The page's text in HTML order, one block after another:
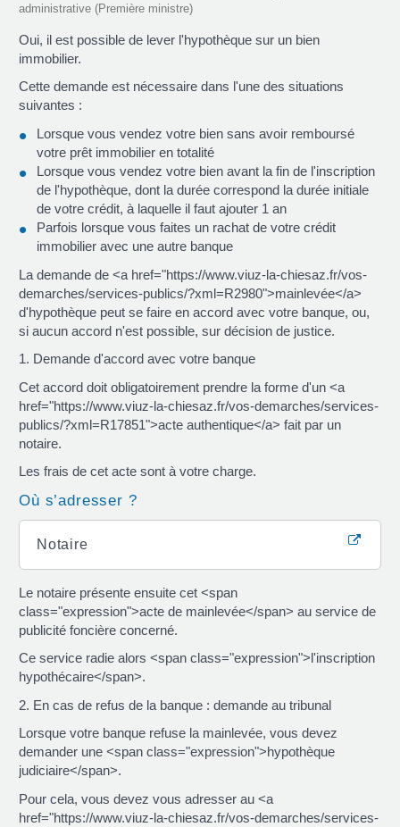
administrative (Première ministre)
Oui, il est possible de lever l'hypothèque sur un bien
immobilier.
Cette demande est nécessaire dans l'une des situations
suivantes :
Lorsque vous vendez votre bien sans avoir remboursé
votre prêt immobilier en totalité
Lorsque vous vendez votre bien avant la fin de l'inscription
de l'hypothèque, dont la durée correspond la durée initiale
de votre crédit, à laquelle il faut ajouter 1 an
Parfois lorsque vous faites un rachat de votre crédit
immobilier avec une autre banque
La demande de <a href="https://www.viuz-la-chiesaz.fr/vos-
demarches/services-publics/?xml=R2980">mainlevée</a>
d'hypothèque peut se faire en accord avec votre banque, ou,
si aucun accord n'est possible, sur décision de justice.
1. Demande d'accord avec votre banque
Cet accord doit obligatoirement prendre la forme d'un <a
href="https://www.viuz-la-chiesaz.fr/vos-demarches/services-
publics/?xml=R17851">acte authentique</a> fait par un
notaire.
Les frais de cet acte sont à votre charge.
Où s’adresser ?
Notaire
Le notaire présente ensuite cet <span
class="expression">acte de mainlevée</span> au service de
publicité foncière concerné.
Ce service radie alors <span class="expression">l'inscription
hypothécaire</span>.
2. En cas de refus de la banque : demande au tribunal
Lorsque votre banque refuse la mainlevée, vous devez
demander une <span class="expression">hypothèque
judiciaire</span>.
Pour cela, vous devez vous adresser au <a
href="https://www.viuz-la-chiesaz.fr/vos-demarches/services-